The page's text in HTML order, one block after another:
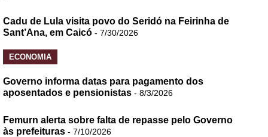
Cadu de Lula visita povo do Seridó na Feirinha de
Sant’Ana, em Caicó - 7/30/2026
ECONOMIA
Governo informa datas para pagamento dos
aposentados e pensionistas - 8/3/2026
Femurn alerta sobre falta de repasse pelo Governo
às prefeituras - 7/10/2026